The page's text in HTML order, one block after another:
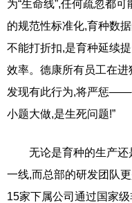
为“生命线”,任何疏忽都
的规范性标准化,育种数
不能打折扣,是育种延续
效率。德康所有员工在
发现有此行为,将严惩——
小题大做,是生死问题!”
无论是育种的生产还
一线,而总部的研发团队
15家下属公司通过国家